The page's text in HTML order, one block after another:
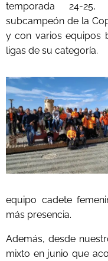
temporada 24-
subcampeón de la
y con varios equipos
ligas de su categoría.
equipo cadete
más presencia.
Además, desde
mixto en junio que